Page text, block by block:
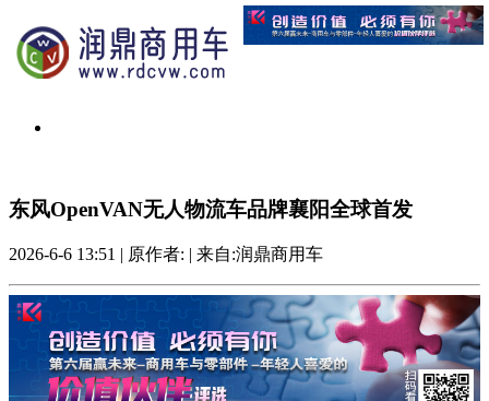
东风OpenVAN无人物流车品牌襄阳全球首发
2026-6-6 13:51 | 原作者: | 来自:润鼎商用车